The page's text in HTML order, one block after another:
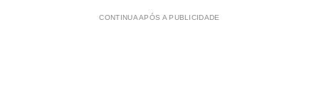
CONTINUA APÓS A PUBLICIDADE